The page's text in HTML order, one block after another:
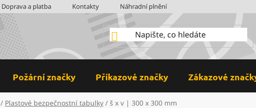
Doprava a platba Kontakty Náhradní plnění
Požární značky Příkazové značky Zákazové
/ Plastové bezpečnostní tabulky / š x v | 300 x 300 mm